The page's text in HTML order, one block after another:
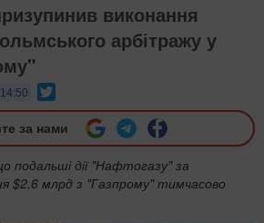
виконання
арбітражу у
за нами
подальші дії "Нафтогазу" за
$2,6 млрд з "Газпрому" тимчасово